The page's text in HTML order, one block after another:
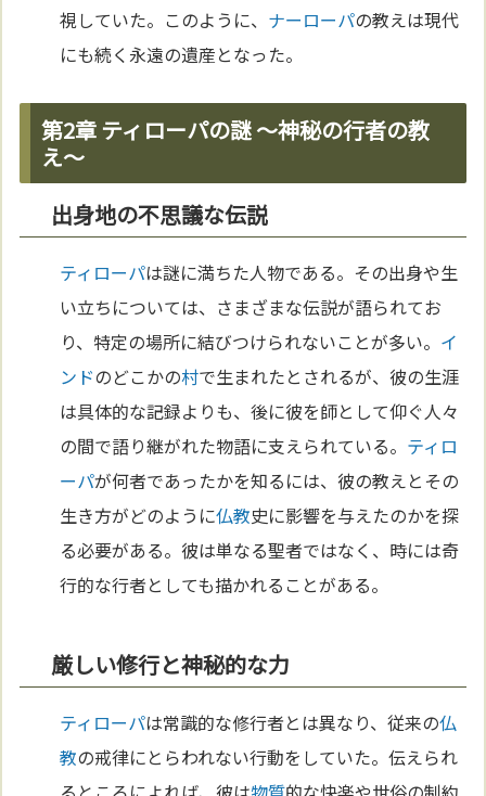
視していた。このように、 ナーローパの教えは現代
にも続く永遠の遺産となった。
第2章 ティローパの謎 〜神秘の行者の教
え〜
出身地の不思議な伝説
ティローパは謎に満ちた人物である。その出身や生
い立ちについては、さまざまな伝説が語られてお
り、特定の場所に結びつけられないことが多い。 イ
ンドのどこかの村で生まれたとされるが、彼の生涯
は具体的な記録よりも、後に彼を師として仰ぐ人々
の間で語り継がれた物語に支えられている。 ティロ
ーパが何者であったかを知るには、彼の教えとその
生き方がどのように仏教史に影響を与えたのかを探
る必要がある。彼は単なる聖者ではなく、時には奇
行的な行者としても描かれることがある。
厳しい修行と神秘的な力
ティローパは常識的な修行者とは異なり、従来の仏
教の戒律にとらわれない行動をしていた。伝えられ